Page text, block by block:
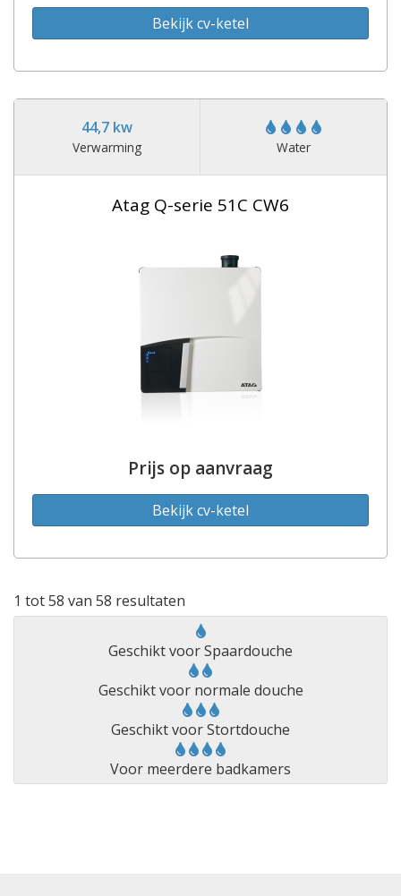
Bekijk cv-ketel
44,7 kw
Verwarming Water
Atag Q-serie 51C CW6
Prijs op aanvraag
Bekijk cv-ketel
1 tot 58 van 58 resultaten
Geschikt voor Spaardouche
Geschikt voor normale douche
Geschikt voor Stortdouche
Voor meerdere badkamers